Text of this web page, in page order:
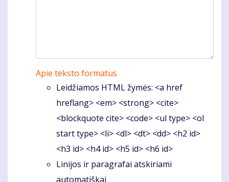
Apie teksto formatus
Leidžiamos HTML žymės: <a href
hreflang> <em> <strong> <cite>
<blockquote cite> <code> <ul type> <ol
start type> <li> <dl> <dt> <dd> <h2 id>
<h3 id> <h4 id> <h5 id> <h6 id>
Linijos ir paragrafai atskiriami
automatiškai